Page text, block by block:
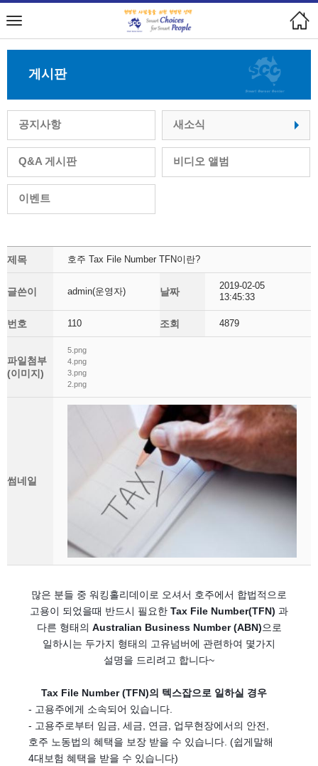
게시판
공지사항 새소식
Q&A 게시판 비디오 앨범
이벤트
제목 호주 Tax File Number TFN이란?
글쓴이 admin(운영자) 날짜
2019-02-05
13:45:33
번호 110 조회 4879
파일첨부
(이미지)
5.png
4.png
3.png
2.png
썸네일
많은 분들 중 워킹홀리데이로 오셔서 호주에서 합법적으로
고용이 되었을때 반드시 필요한 Tax File Number(TFN) 과
다른 형태의 Australian Business Number (ABN)으로
일하시는 두가지 형태의 고유넘버에 관련하여 몇가지
설명을 드리려고 합니다~
Tax File Number (TFN)의 텍스잡으로 일하실 경우
- 고용주에게 소속되어 있습니다.
- 고용주로부터 임금, 세금, 연금, 업무현장에서의 안전,
호주 노동법의 혜택을 보장 받을 수 있습니다. (쉽게말해
4대보험 혜택을 받을 수 있습니다)